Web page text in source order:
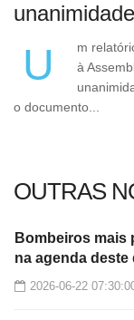
unanimidade
Um relatório elaborado pelo deputado do PSD-Madeira
à
o documento...
OUTRAS
Bombeiros mais
na agenda deste
2026-06-22